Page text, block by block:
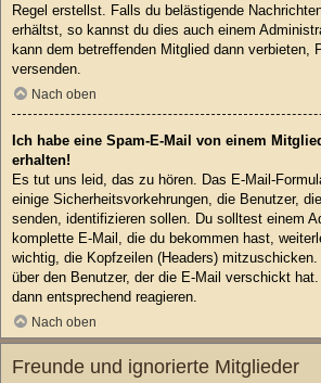
Regel erstellst. Falls du belästigende
erhältst, so kannst du dies auch einem
kann dem betreffenden Mitglied dann verbieten,
versenden.
Nach oben
Ich habe eine Spam-E-Mail von einem
erhalten!
Es tut uns leid, das zu hören. Das E-Mail-
einige Sicherheitsvorkehrungen, die Benutzer,
senden, identifizieren sollen. Du solltest einem
komplette E-Mail, die du bekommen hast,
wichtig, die Kopfzeilen (Headers)
über den Benutzer, der die E-Mail verschickt
dann entsprechend reagieren.
Nach oben
Freunde und ignorierte Mitglieder